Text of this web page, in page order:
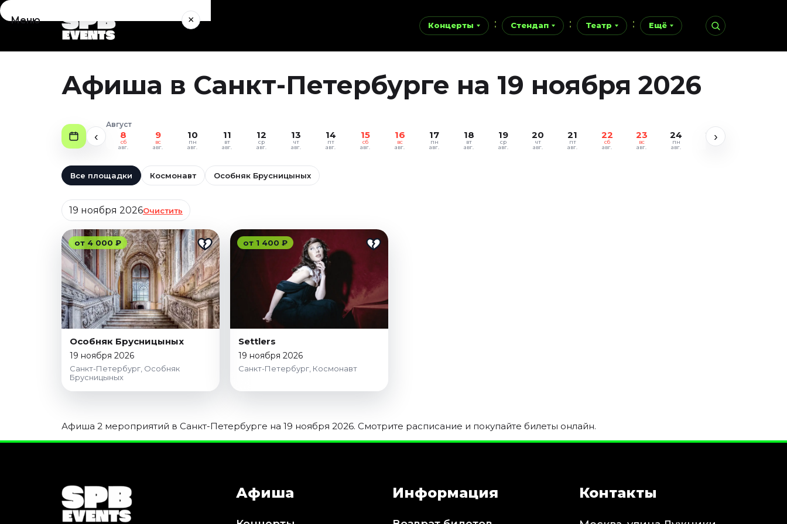
Концерты Стендап Театр Ещё
Меню ×
Концерты
Сентябрь 2026
Декабрь 2026
Январь 2027
Сентябрь 2026
Октябрь 2026
Ноябрь 2026
Декабрь 2026
Август 2026
Сентябрь 2026
Октябрь 2026
Ноябрь 2026
Декабрь 2026
Декабрь 2026
Январь 2027
Август 2026
Сентябрь 2026
Октябрь 2026
Афиша в Санкт-Петербурге на 19 ноября 2026
‹
Август
8
сб
авг.
9
вс
авг.
10
пн
авг.
11
вт
авг.
12
ср
авг.
13
чт
авг.
14
пт
авг.
15
сб
авг.
16
вс
авг.
17
пн
авг.
18
вт
авг.
19
ср
авг.
20
чт
авг.
21
пт
авг.
22
сб
авг.
23
вс
авг.
24
пн
авг.
25
вт
авг.
›
Все площадки Космонавт Особняк Брусницыных
Дата
19 ноября 2026Очистить
от 4 000 ₽
Особняк Брусницыных
19 ноября 2026
Санкт-Петербург, Особняк
Брусницыных
от 1 400 ₽
Settlers
19 ноября 2026
Санкт-Петербург, Космонавт
Афиша 2 мероприятий в Санкт-Петербурге на 19 ноября 2026. Смотрите расписание и покупайте билеты онлайн.
Афиша Информация Контакты